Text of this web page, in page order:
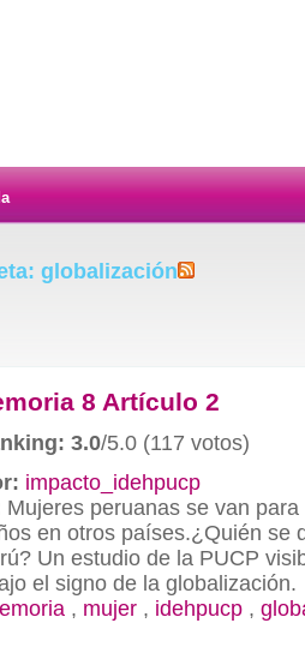
globalización
8 Artículo 2
3.0/5.0 (117 votos)
impacto_idehpucp
Mujeres peruanas se van para
en otros países.¿Quién se
Un estudio de la PUCP
el signo de la globalización.
, mujer , idehpucp ,